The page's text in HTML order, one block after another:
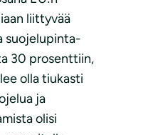
liittyvää
suojelupinta-
30 prosenttiin,
olla tiukasti
ja
olisi